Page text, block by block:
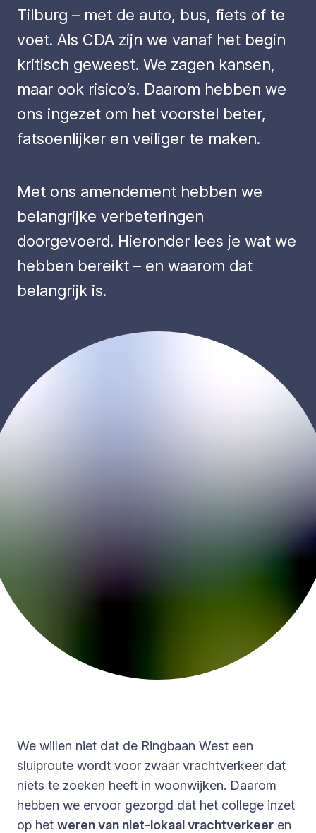
Tilburg – met de auto, bus, fiets of te
voet. Als CDA zijn we vanaf het begin
kritisch geweest. We zagen kansen,
maar ook risico’s. Daarom hebben we
ons ingezet om het voorstel beter,
fatsoenlijker en veiliger te maken.
Met ons amendement hebben we
belangrijke verbeteringen
doorgevoerd. Hieronder lees je wat we
hebben bereikt – en waarom dat
belangrijk is.
We willen niet dat de Ringbaan West een
sluiproute wordt voor zwaar vrachtverkeer dat
niets te zoeken heeft in woonwijken. Daarom
hebben we ervoor gezorgd dat het college inzet
op het weren van niet-lokaal vrachtverkeer en